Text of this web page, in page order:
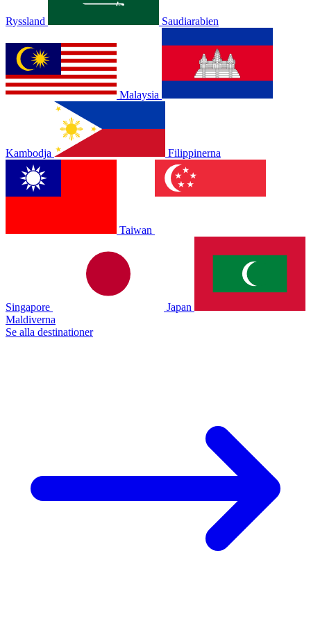
Ryssland Saudiarabien
Malaysia
Kambodja Filippinerna
Taiwan
Singapore
Japan
Maldiverna
Se alla destinationer